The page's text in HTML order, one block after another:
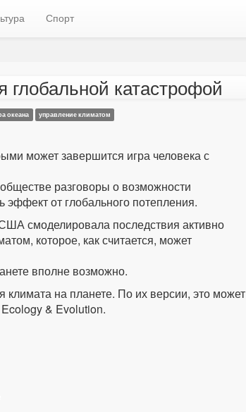
Спорт
катастрофой
океана управление климатом
может завершится игра человека с
разговоры о возможности
от глобального потепления.
смоделировала последствия активно
которое, как считается, может
вполне возможно.
на планете. По их версии, это может
& Evolution.